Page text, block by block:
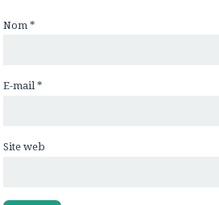
Nom *
E-mail*
Site web